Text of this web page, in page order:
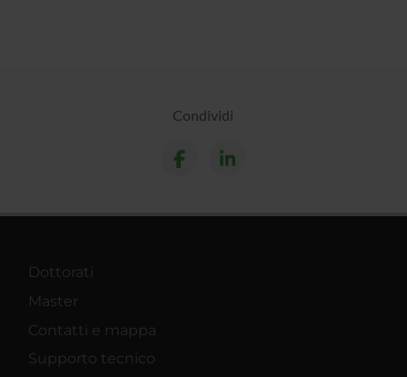
Condividi
Dottorati
Master
Contatti e mappa
Supporto tecnico